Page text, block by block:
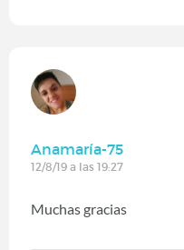
Anamaría-75
12/8/19 a las 19:27
Muchas gracias